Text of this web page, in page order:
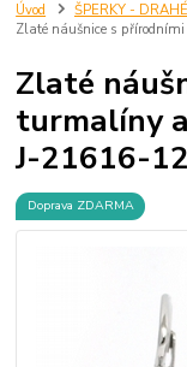
Úvod ŠPERKY -
Zlaté náušnice s
Zlaté
turmalíny
J-21616-12
Doprava ZDARMA